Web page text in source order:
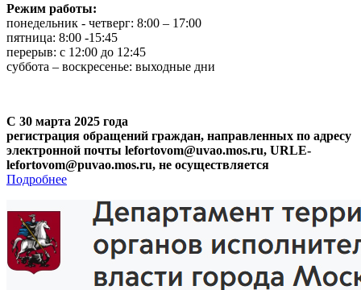
Режим работы:
понедельник - четверг: 8:00 – 17:00
пятница: 8:00 -15:45
перерыв: с 12:00 до 12:45
суббота – воскресенье: выходные дни
С 30 марта 2025 года
регистрация обращений граждан, направленных по адресу
электронной почты lefortovom@uvao.mos.ru, URLE-
lefortovom@puvao.mos.ru, не осуществляется
Подробнее